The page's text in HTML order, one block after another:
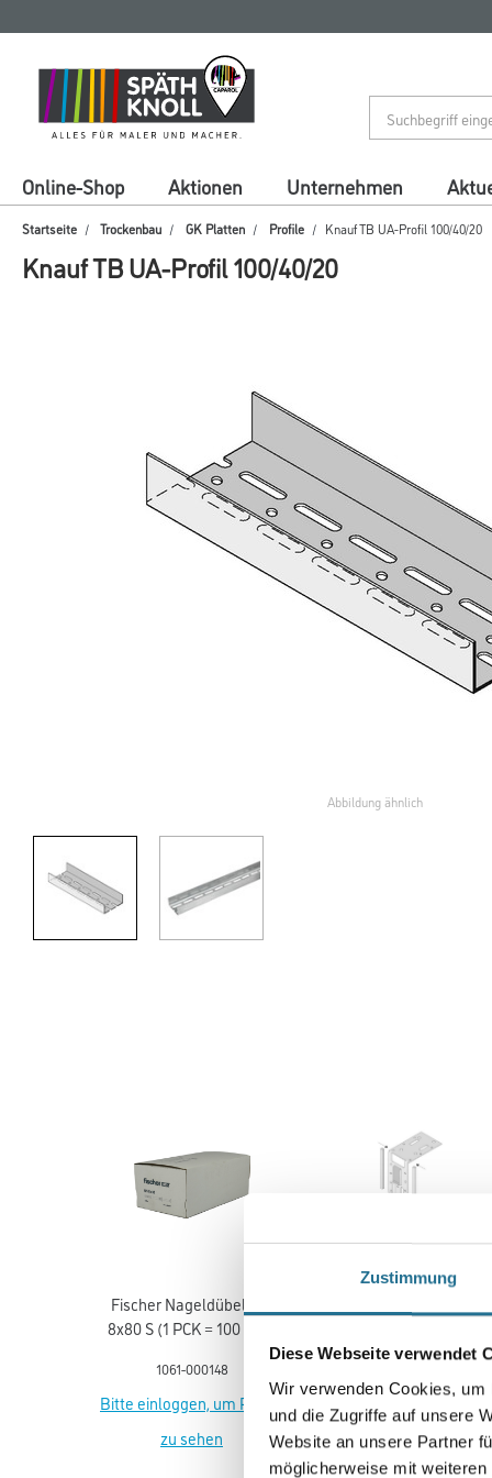
Zustimmung
Diese Webseite verwendet
Wir verwenden Cookies,
und die Zugriffe auf unsere
Website an unsere Partner
möglicherweise mit
springen
springen
Online-Shop Aktionen Unternehmen
Startseite Trockenbau GK Platten Profile Knauf TB UA-Profil 100/40/20
Knauf TB UA-Profil 100/40/20
Abbildung ähnlich
Fischer Nageldübel N S
8x80 S (1 PCK = 100 STK)
1061-000148
Bitte einloggen, um Preise
zu sehen
mm 1 PCK = 4 STK
Bitte einloggen, um
zu sehen